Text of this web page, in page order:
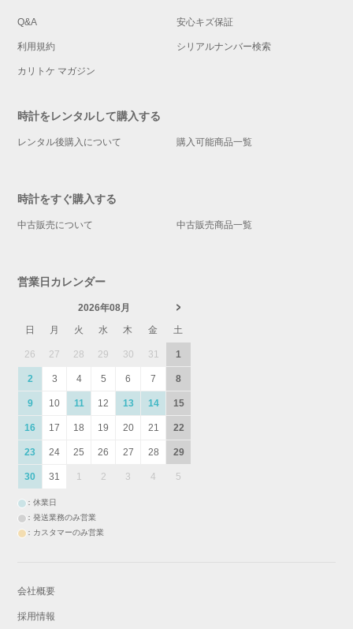
Q&A 安心キズ保証
利用規約 シリアルナンバー検索
カリトケ マガジン
時計をレンタルして購入する
レンタル後購入について 購入可能商品一覧
時計をすぐ購入する
中古販売について 中古販売商品一覧
営業日カレンダー
2026年08月
日
月 火 水 木 金 土
26 27 28 29 30 31 1
2 3 4 5 6 7 8
9 10 11 12 13 14 15
16 17 18 19 20 21 22
23 24 25 26 27 28 29
30 31 1 2 3 4 5
：休業日
：発送業務のみ営業
：カスタマーのみ営業
会社概要
採用情報